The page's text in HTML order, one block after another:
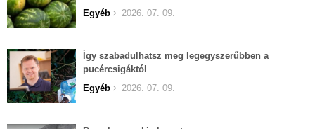
Egyéb
2026. 07. 09.
Így szabadulhatsz meg legegyszerűbben a
pucércsigáktól
Egyéb
2026. 07. 09.